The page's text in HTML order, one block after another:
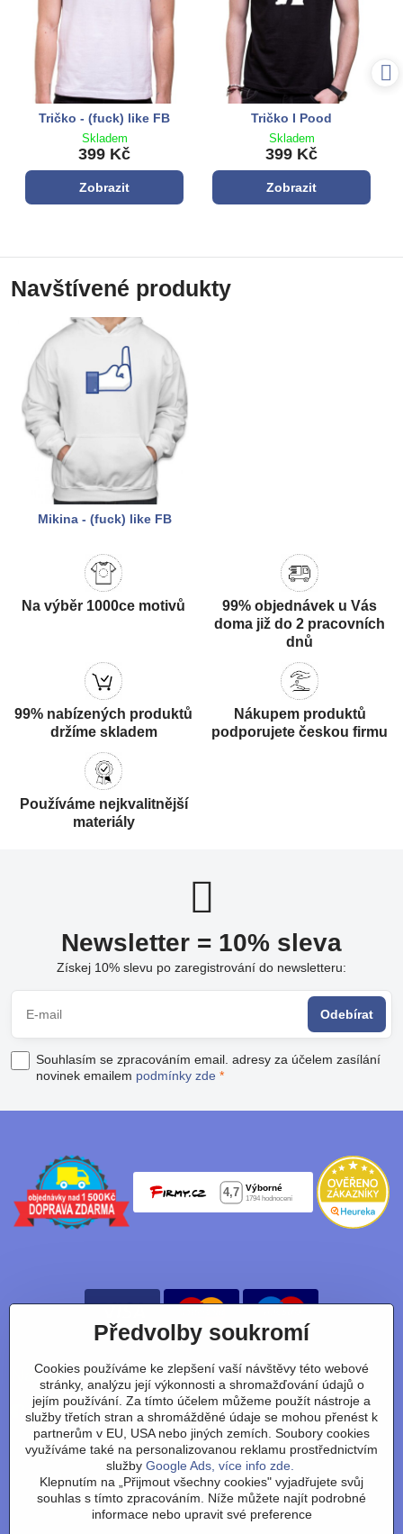
Tričko - (fuck) like FB
Skladem
399 Kč
Zobrazit
Tričko I Pood
Skladem
399 Kč
Zobrazit
Navštívené produkty
Mikina - (fuck) like FB
Na výběr 1000ce motivů
99% objednávek u Vás
doma již do 2 pracovních
dnů
99% nabízených produktů
držíme skladem
Nákupem produktů
podporujete českou firmu
Používáme nejkvalitnější
materiály
Newsletter = 10% sleva
Získej 10% slevu po zaregistrování do newsletteru:
Odebírat
Souhlasím se zpracováním email. adresy za účelem zasílání
novinek emailem podmínky zde *
Nájdete nás taky na:
Facebook Instagram Youtube Tiktok
Obchodní podmínky/vrácení zboží/reklamace/výměna
zboží/články/technologie/recenze/o nás /FAQ/kontakt
Předvolby soukromí
Cookies používáme ke zlepšení vaší návštěvy této webové
stránky, analýzu její výkonnosti a shromažďování údajů o
jejím používání. Za tímto účelem můžeme použít nástroje a
služby třetích stran a shromážděné údaje se mohou přenést k
partnerům v EU, USA nebo jiných zemích. Soubory cookies
využíváme také na personalizovanou reklamu prostřednictvím
služby Google Ads, více info zde.
Klepnutím na „Přijmout všechny cookies" vyjadřujete svůj
souhlas s tímto zpracováním. Níže můžete najít podrobné
informace nebo upravit své preference